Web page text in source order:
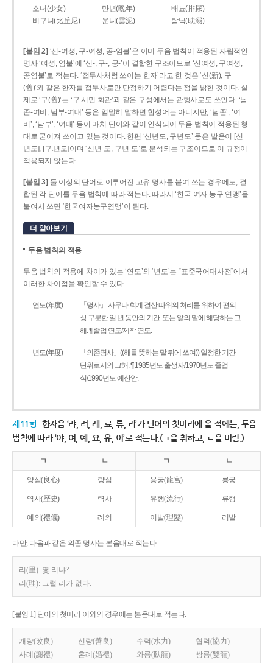
소녀(少女) 만년(晩年)
배뇨(排尿)
비구니(比丘尼)
운니(雲泥) 탐닉(耽溺)
[붙임 2] ‘신-여성, 구-여성, 공-염불’은 이미 두음 법칙이 적용된 자립적인
명사 ‘여성, 염불’에 ‘신-, 구-, 공-’이 결합한 구조이므로 ‘신여성, 구여성,
공염불’로 적는다. ‘접두사처럼 쓰이는 한자’라고 한 것은 ‘신(新), 구
(舊)’와 같은 한자를 접두사로만 단정하기 어렵다는 점을 밝힌 것이다. 실
제로 ‘구(舊)’는 ‘구 시민 회관’과 같은 구성에서는 관형사로도 쓰인다. ‘남
존­-여비, 남부-­여대’ 등은 엄밀히 말하면 합성어는 아니지만, ‘남존’, ‘여
비’, ‘남부’, ‘여대’ 등이 마치 단어와 같이 인식되어 두음 법칙이 적용된 형
태로 굳어져 쓰이고 있는 것이다. 한편 ‘신년도, 구년도’ 등은 발음이 [신
년도], [구ː년도]이며 ‘신년­-도, 구년-­도’로 분석되는 구조이므로 이 규정이
적용되지 않는다.
[붙임 3] 둘 이상의 단어로 이루어진 고유 명사를 붙여 쓰는 경우에도, 결
합된 각 단어를 두음 법칙에 따라 적는다. 따라서 ‘한국 여자 농구 연맹’을
붙여서 쓰면 ‘한국여자농구연맹’이 된다.
더 알아보기
두음 법칙의 적용
두음 법칙의 적용에 차이가 있는 ‘연도’와 ‘년도’는 “표준국어대사전”에서
이러한 차이점을 확인할 수 있다.
연도(年度)
「명사」 사무나 회계 결산 따위의 처리를 위하여 편의
상 구분한 일 년 동안의 기간. 또는 앞의 말에 해당하는 그
해. ¶ 졸업 연도/제작 연도.
년도(年度)
「의존명사」((해를 뜻하는 말 뒤에 쓰여)) 일정한 기간
단위로서의 그해. ¶ 1985년도 출생자/1970년도 졸업
식/1990년도 예산안.
제11항 한자음 ‘랴, 려, 례, 료, 류, 리’가 단어의 첫머리에 올 적에는, 두음
법칙에 따라 ‘야, 여, 예, 요, 유, 이’로 적는다.(ㄱ을 취하고, ㄴ을 버림.)
ㄱ ㄴ ㄱ ㄴ
양심(良心) 량심 용궁(龍宮) 룡궁
역사(歷史) 력사 유행(流行) 류행
예의(禮儀) 례의 이발(理髮) 리발
다만, 다음과 같은 의존 명사는 본음대로 적는다.
리(里): 몇 리냐?
리(理): 그럴 리가 없다.
[붙임 1] 단어의 첫머리 이외의 경우에는 본음대로 적는다.
개량(改良) 선량(善良) 수력(水力)
협력(協力)
사례(謝禮)
혼례(婚禮) 와룡(臥龍)
쌍룡(雙龍)